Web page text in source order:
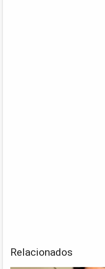
Relacionados